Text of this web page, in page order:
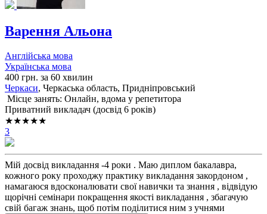
Варення Альона
Англійська мова
Українська мова
400 грн. за 60 хвилин
Черкаси, Черкаська область, Придніпровський
Місце занять: Онлайн, вдома у репетитора
Приватний викладач (досвід 6 років)
★★★★★
3
Мій досвід викладання -4 роки . Маю диплом бакалавра,
кожного року проходжу практику викладання закордоном ,
намагаюся вдосконалювати свої навички та знання , відвідую
щорічні семінари покращення якості викладання , збагачую
свій багаж знань, щоб потім поділитися ним з учнями